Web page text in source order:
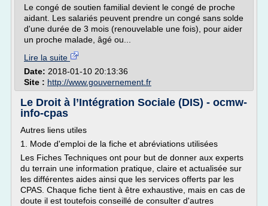
Le congé de soutien familial devient le congé de proche
aidant. Les salariés peuvent prendre un congé sans solde
d'une durée de 3 mois (renouvelable une fois), pour aider
un proche malade, âgé ou...
Lire la suite
Date: 2018-01-10 20:13:36
Site : http://www.gouvernement.fr
Le Droit à l’Intégration Sociale (DIS) - ocmw-
info-cpas
Autres liens utiles
1. Mode d'emploi de la fiche et abréviations utilisées
Les Fiches Techniques ont pour but de donner aux experts
du terrain une information pratique, claire et actualisée sur
les différentes aides ainsi que les services offerts par les
CPAS. Chaque fiche tient à être exhaustive, mais en cas de
doute il est toutefois conseillé de consulter d'autres